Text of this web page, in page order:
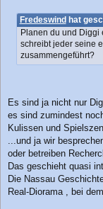
Fredeswindhat
Planen du und Diggi
schreibt jeder seine
zusammengeführt?
Es sind ja nicht nur
es sind zumindest
Kulissen und
...und ja wir
oder betreiben
Das geschieht quasi
Die Nassau
Real-Diorama , bei